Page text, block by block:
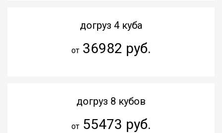
догруз 4 куба
от36982 руб.
догруз 8 кубов
от55473 руб.